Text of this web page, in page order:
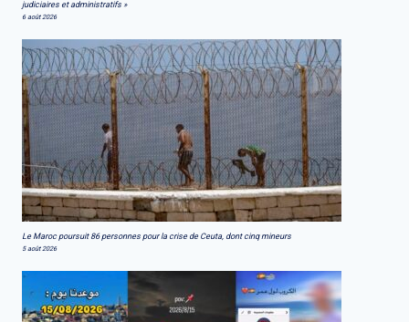
judiciaires et administratifs »
6 août 2026
Le Maroc poursuit 86 personnes pour la crise de Ceuta, dont cinq mineurs
5 août 2026